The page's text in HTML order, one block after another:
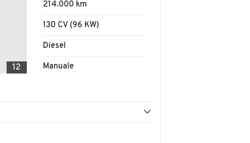
12
214.000 km
130 CV (96 KW)
Diesel
Manuale